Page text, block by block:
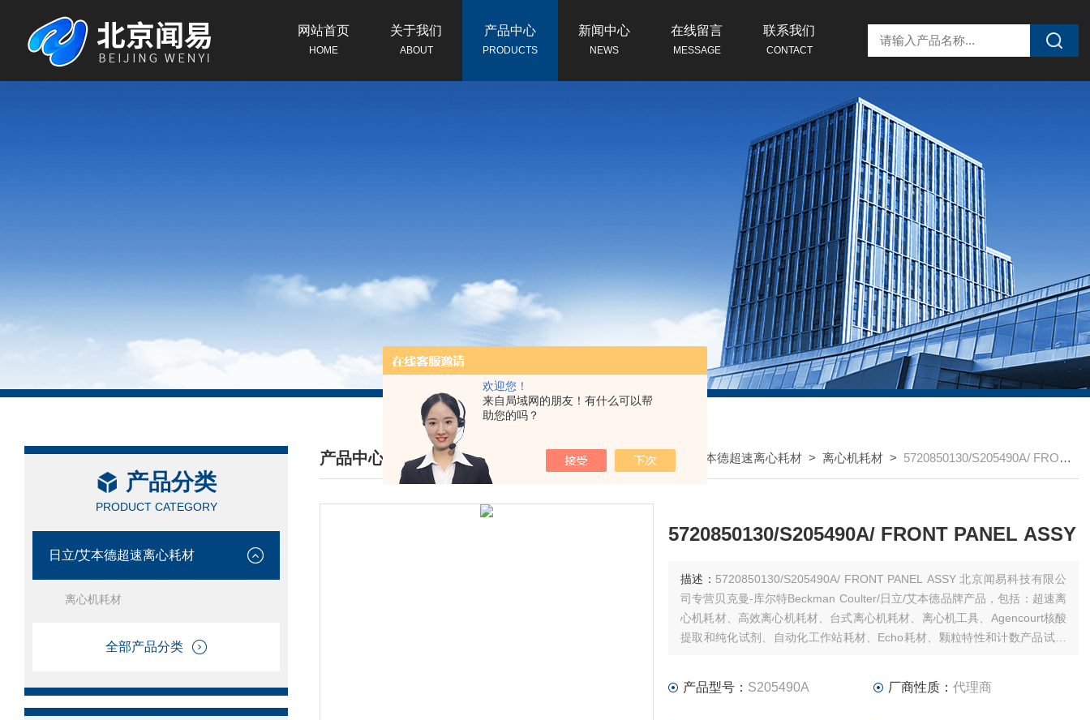
欢迎您！
来自局域网的朋友！有什么可以帮
助您的吗？
网站首页
HOME
关于我们
ABOUT
产品中心
PRODUCTS
新闻中心
NEWS
在线留言
MESSAGE
联系我们
CONTACT
产品分类
PRODUCT CATEGORY
日立/艾本德超速离心耗材
离心机耗材
全部产品分类
产品中心
/ PRODUCTS CENTER
首页> 产品中心> 日立/艾本德超速离心耗材 >离心机耗材 > 5720850130/S205490A/ FRONT PANEL ASSY
5720850130/S205490A/ FRONT PANEL ASSY
描述： 5720850130/S205490A/ FRONT PANEL ASSY 北京闻易科技有限公
司专营贝克曼-库尔特Beckman Coulter/日立/艾本德品牌产品，包括：超速离
心机耗材、高效离心机耗材、台式离心机耗材、离心机工具、Agencourt核酸
提取和纯化试剂、自动化工作站耗材、Echo耗材、颗粒特性和计数产品试剂
产品型号： S205490A 厂商性质： 代理商